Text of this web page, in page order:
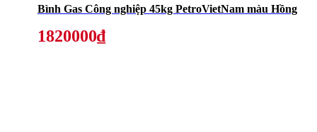
Bình Gas Công nghiệp 45kg PetroVietNam màu Hồng
1820000₫